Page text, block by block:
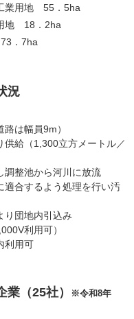
業用地 55．5ha
地 18．2ha
．7ha
況
は幅員9m）
給（1,300立方メートル／
整池から河川に放流
合するよう処理を行い汚
団地内引込み
利用可）
利用可
（25社）
※令和8年